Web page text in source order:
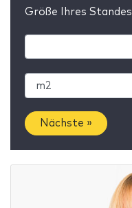
Größe Ihres Standes
Nächste »